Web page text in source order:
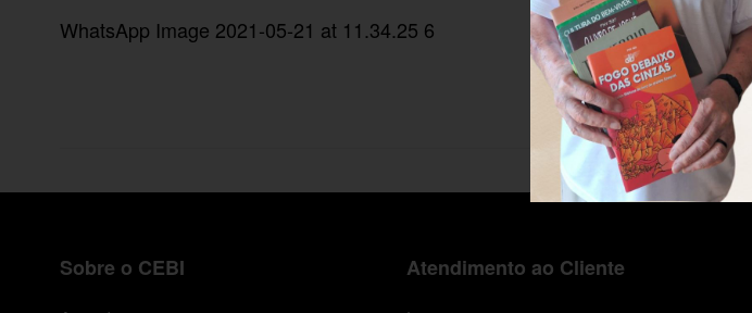
WhatsApp Image 2021-05-21 at 11.34.25 6
Sobre o CEBI Atendimento ao Cliente